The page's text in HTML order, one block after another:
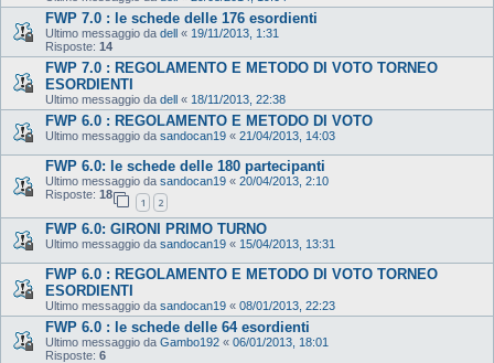
FWP 7.0 : le schede delle 176 esordienti
Ultimo messaggio da dell « 19/11/2013, 1:31
Risposte: 14
FWP 7.0 : REGOLAMENTO E METODO DI VOTO TORNEO
ESORDIENTI
Ultimo messaggio da dell « 18/11/2013, 22:38
FWP 6.0 : REGOLAMENTO E METODO DI VOTO
Ultimo messaggio da sandocan19 « 21/04/2013, 14:03
FWP 6.0: le schede delle 180 partecipanti
Ultimo messaggio da sandocan19 « 20/04/2013, 2:10
Risposte: 18
1 2
FWP 6.0: GIRONI PRIMO TURNO
Ultimo messaggio da sandocan19 « 15/04/2013, 13:31
FWP 6.0 : REGOLAMENTO E METODO DI VOTO TORNEO
ESORDIENTI
Ultimo messaggio da sandocan19 « 08/01/2013, 22:23
FWP 6.0 : le schede delle 64 esordienti
Ultimo messaggio da Gambo192 « 06/01/2013, 18:01
Risposte: 6